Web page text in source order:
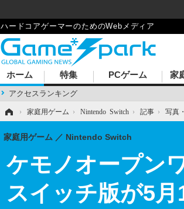
ハードコアゲーマーのためのWebメディア
ホーム
アクセスランキング
特集 PCゲーム 家
› 家庭用ゲーム › Nintendo Switch › 記事 › 写真
ケモノオープン
スイッチ版が5
家庭用ゲーム Nintendo Switch